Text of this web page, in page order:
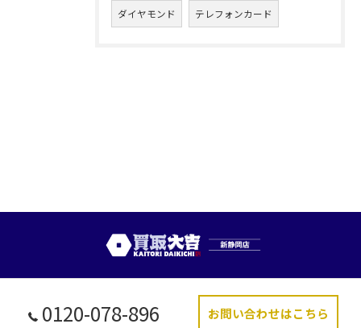
ダイヤモンド テレフォンカード
0120-078-896 お問い合わせはこちら